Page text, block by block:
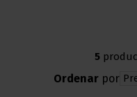
5
Ordenarpor